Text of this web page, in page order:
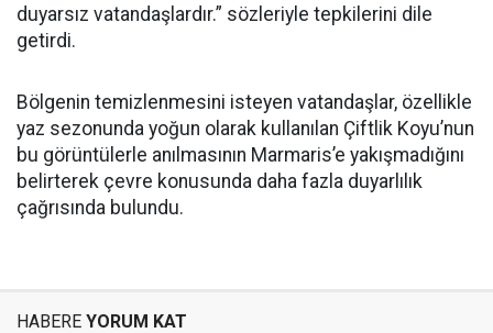
duyarsız vatandaşlardır.” sözleriyle tepkilerini dile
getirdi.
Bölgenin temizlenmesini isteyen vatandaşlar, özellikle
yaz sezonunda yoğun olarak kullanılan Çiftlik Koyu’nun
bu görüntülerle anılmasının Marmaris’e yakışmadığını
belirterek çevre konusunda daha fazla duyarlılık
çağrısında bulundu.
HABERE YORUM KAT